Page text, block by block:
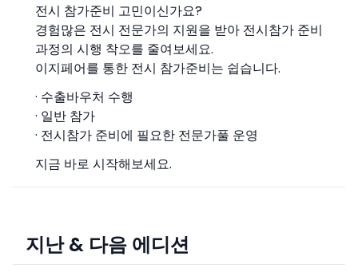
전시 참가준비 고민이신가요?
경험많은 전시 전문가의 지원을 받아 전시참가 준비
과정의 시행 착오를 줄여보세요.
이지페어를 통한 전시 참가준비는 쉽습니다.
· 수출바우처 수행
· 일반 참가
· 전시참가 준비에 필요한 전문가풀 운영
지금 바로 시작해보세요.
지난 & 다음 에디션